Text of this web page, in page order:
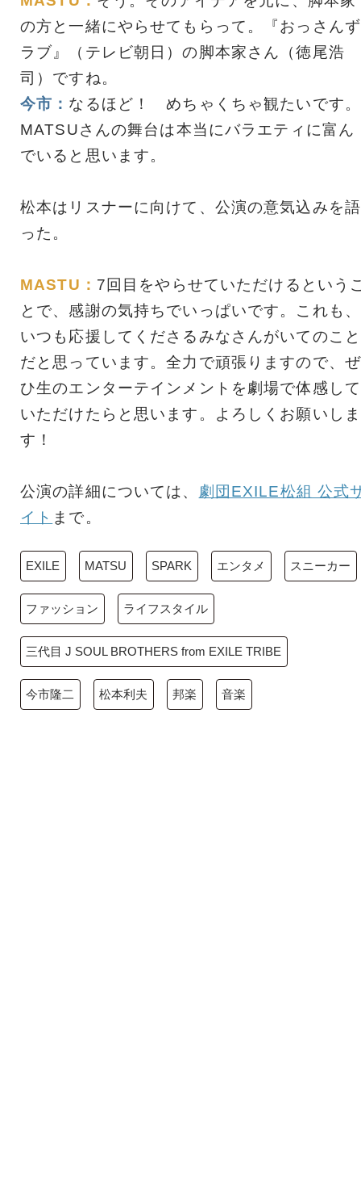
の方と一緒にやらせてもらって。『おっさんず
ラブ』（テレビ朝日）の脚本家さん（徳尾浩
司）ですね。
今市： なるほど！ めちゃくちゃ観たいです。
MATSUさんの舞台は本当にバラエティに富ん
でいると思います。
松本はリスナーに向けて、公演の意気込みを語
った。
MASTU： 7回目をやらせていただけるという
とで、感謝の気持ちでいっぱいです。これも、
いつも応援してくださるみなさんがいてのこと
だと思っています。全力で頑張りますので、ぜ
ひ生のエンターテインメントを劇場で体感して
いただけたらと思います。よろしくお願いしま
す！
公演の詳細については、 劇団EXILE松組 公式
イト まで。
EXILE MATSU SPARK エンタメ スニーカー
ファッション ライフスタイル
三代目 J SOUL BROTHERS from EXILE TRIBE
今市隆二 松本利夫 邦楽 音楽